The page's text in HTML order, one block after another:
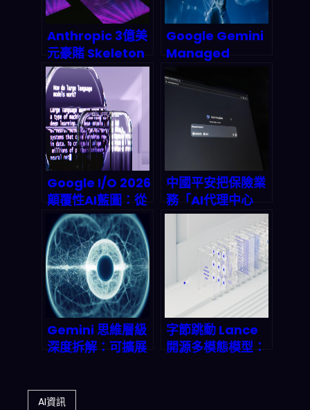
Anthropic 3億美
元豪賭 Skeleton
Key：為何
developer 被迫
重新選邊站？
Google Gemini
Managed
解：一次 API 呼叫
就能部署全自動 AI
代理，2026 代理
式經濟正式引爆
Google I/O 2026
顛覆性AI藍圖：從
Gemini
Unlimited到端對
端自動化，下一代
雲端Agentic革命
全解析
中國平安把保險業
務「AI代理中心
化」後，2026年
你該怎麼讀懂這盤
Gemini 思維層級
深度拆解：可擴展
邏輯
字節跳動 Lance
開源多模態模型：
AI資訊